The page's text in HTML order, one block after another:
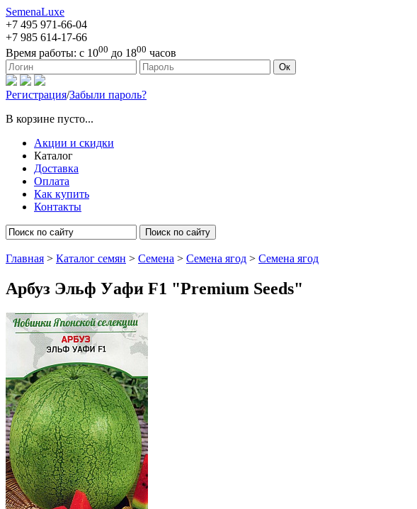
SemenaLuxe
+7 495 971-66-04
+7 985 614-17-66
Время работы: с 1000 до 1800 часов
127473, г. Москва, ул. Краснопролетарская, д. 16, стр. 1 Ок
Регистрация/Забыли пароль?
В корзине пусто...
Акции и скидки
Каталог
Доставка
Оплата
Как купить
Контакты
Поиск по сайту
Главная > Каталог семян > Семена > Семена ягод > Семена ягод
Арбуз Эльф Уафи F1 "Premium Seeds"
Арбузы